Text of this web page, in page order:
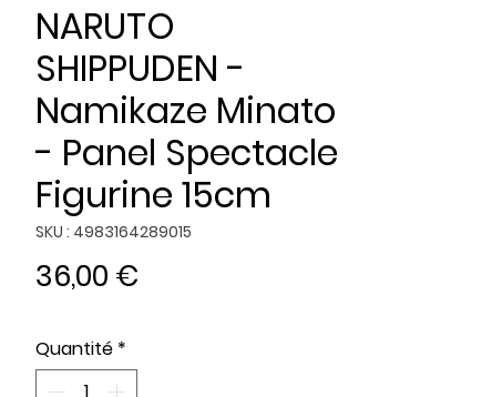
NARUTO
SHIPPUDEN -
Namikaze Minato
- Panel Spectacle
Figurine 15cm
SKU : 4983164289015
36,00 €
Quantité *